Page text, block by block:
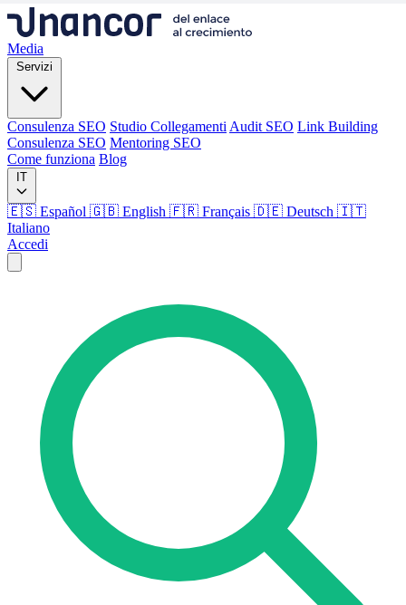
Media
Servizi
Consulenza SEO Studio Collegamenti Audit SEO Link Building
Consulenza SEO Mentoring SEO
Come funziona Blog
IT
🇪🇸 Español 🇬🇧 English 🇫🇷 Français 🇩🇪 Deutsch 🇮🇹
Italiano
Accedi
Consulenza SEO Studio Collegamenti Audit SEO
Consulenza SEO
Come funziona
Lingua
🇪🇸 ES
🇬🇧 EN
Accedi